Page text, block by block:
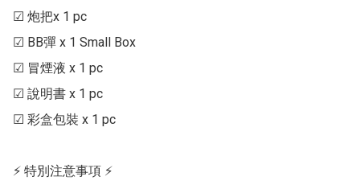
☑ 炮把x 1 pc
☑ BB彈 x 1 Small Box
☑ 冒煙液 x 1 pc
☑ 說明書 x 1 pc
☑ 彩盒包裝 x 1 pc
⚡ 特別注意事項 ⚡